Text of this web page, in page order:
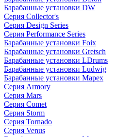
Барабанные установки DW
Серия Collector's
Серия Design Series
Серия Performance Series
Барабанные установки Foix
Барабанные установки Gretsch
Барабанные установки LDrums
Барабанные установки Ludwig
Барабанные установки Mapex
Серия Armory
Серия Mars
Серия Comet
Серия Storm
Серия Tornado
Серия Venus